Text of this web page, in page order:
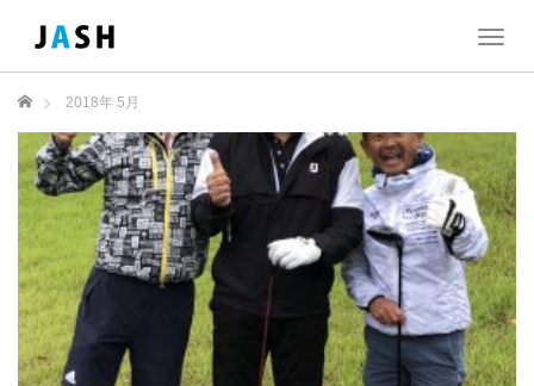
T
l
n
a
v
i
g
a
t
i
o
ホーム 2018年 5月